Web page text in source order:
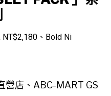
NT$2,180、Bold Ni
營店、ABC-MART GS